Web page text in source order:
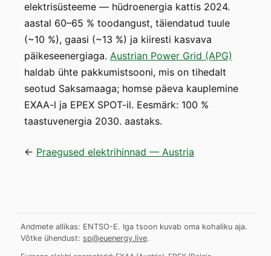
elektrisüsteeme — hüdroenergia kattis 2024.
aastal 60–65 % toodangust, täiendatud tuule
(~10 %), gaasi (~13 %) ja kiiresti kasvava
päikeseenergiaga. Austrian Power Grid (APG)
haldab ühte pakkumistsooni, mis on tihedalt
seotud Saksamaaga; homse päeva kauplemine
EXAA-l ja EPEX SPOT-il. Eesmärk: 100 %
taastuvenergia 2030. aastaks.
← Praegused elektrihinnad — Austria
Andmete allikas: ENTSO-E. Iga tsoon kuvab oma kohaliku aja.
Võtke ühendust: sp@euenergy.live.